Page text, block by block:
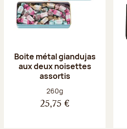
Boite métal giandujas
aux deux noisettes
assortis
Poids net :
260g
25,75 €